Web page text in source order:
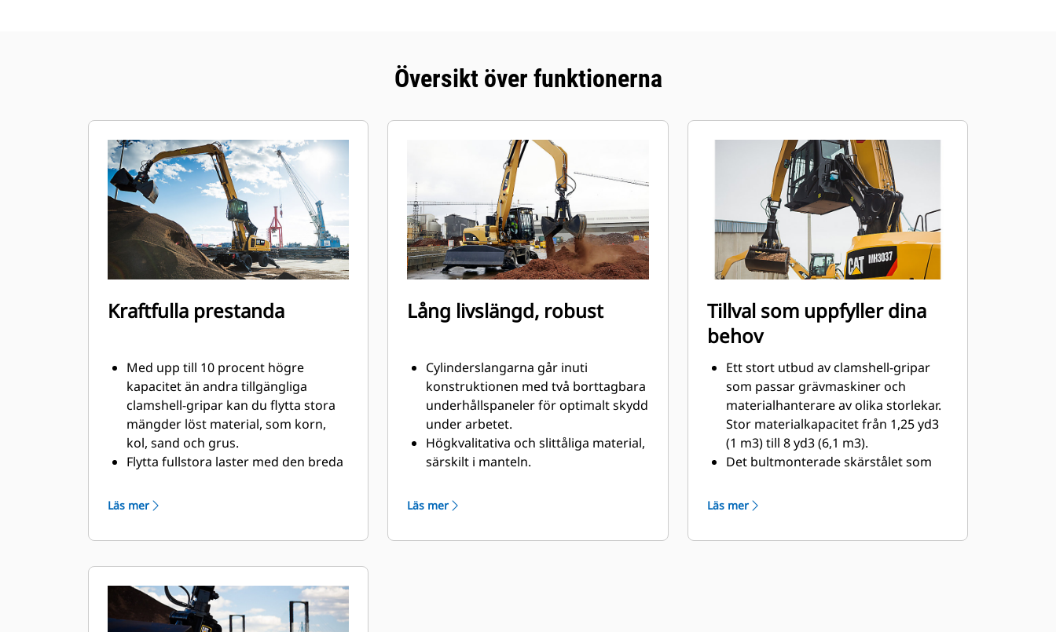
Översikt över funktionerna
Kraftfulla prestanda
Med upp till 10 procent högre
kapacitet än andra tillgängliga
clamshell-gripar kan du flytta stora
mängder löst material, som korn,
kol, sand och grus.
Flytta fullstora laster med den breda
Den höga stängningskraften och
innebär kortare cykeltider och
Cat PL161 redskapslokaliserare är en
Bluetooth-enhet som gör att du lätt
Läs mer
Lång livslängd, robust
Cylinderslangarna går inuti
konstruktionen med två borttagbara
underhållspaneler för optimalt skydd
under arbetet.
Högkvalitativa och slittåliga material,
särskilt i manteln.
dammtätningar och hylslager som
De två högkvalitativa cylindrarna är
Läs mer
Tillval som uppfyller dina
behov
Ett stort utbud av clamshell-gripar
som passar grävmaskiner och
materialhanterare av olika storlekar.
Stor materialkapacitet från 1,25 yd3
(1 m3) till 8 yd3 (6,1 m3).
Det bultmonterade skärstålet som
fungerar bäst med nötande material.
underlätta tippning av klibbigt
Läs mer